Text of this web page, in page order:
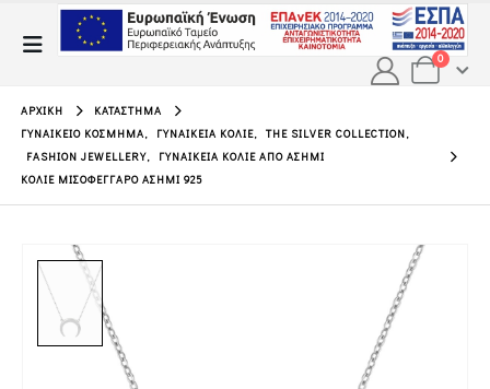
0
ΑΡΧΙΚΉ
ΚΑΤΆΣΤΗΜΑ
ΓΥΝΑΙΚΕΊΟ ΚΌΣΜΗΜΑ, ΓΥΝΑΙΚΕΊΑ ΚΟΛΙΈ, THE SILVER COLLECTION,
FASHION JEWELLERY,
ΓΥΝΑΙΚΕΊΑ ΚΟΛΙΈ ΑΠΌ ΑΣΉΜΙ
ΚΟΛΙΈ ΜΙΣΟΦΈΓΓΑΡΟ ΑΣΉΜΙ 925